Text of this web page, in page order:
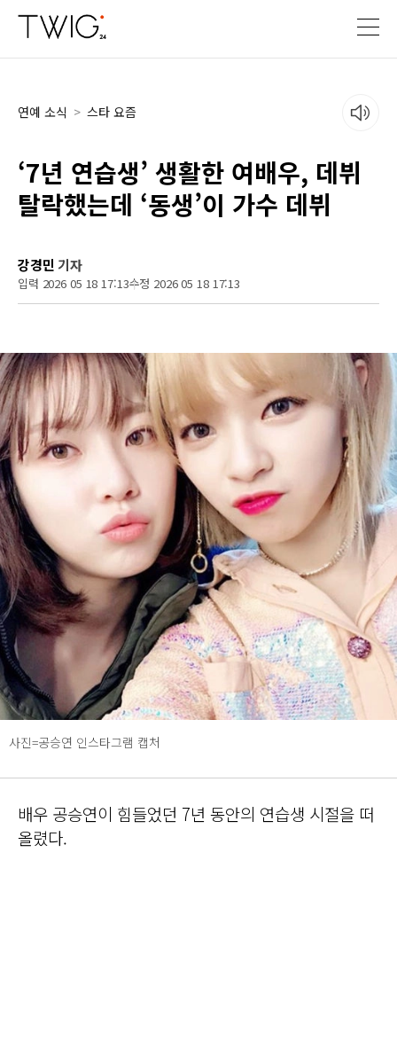
연예 소식 > 스타 요즘
‘7년 연습생’ 생활한 여배우, 데뷔
탈락했는데 ‘동생’이 가수 데뷔
강경민 기자
입력 2026 05 18 17:13수정 2026 05 18 17:13
사진=공승연 인스타그램 캡처
배우 공승연이 힘들었던 7년 동안의 연습생 시절을 떠
올렸다.